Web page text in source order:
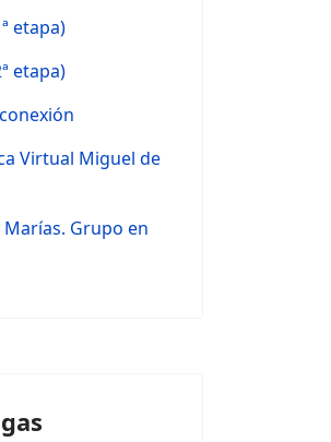
etapa)
etapa)
Virtual Miguel de
Marías. Grupo en